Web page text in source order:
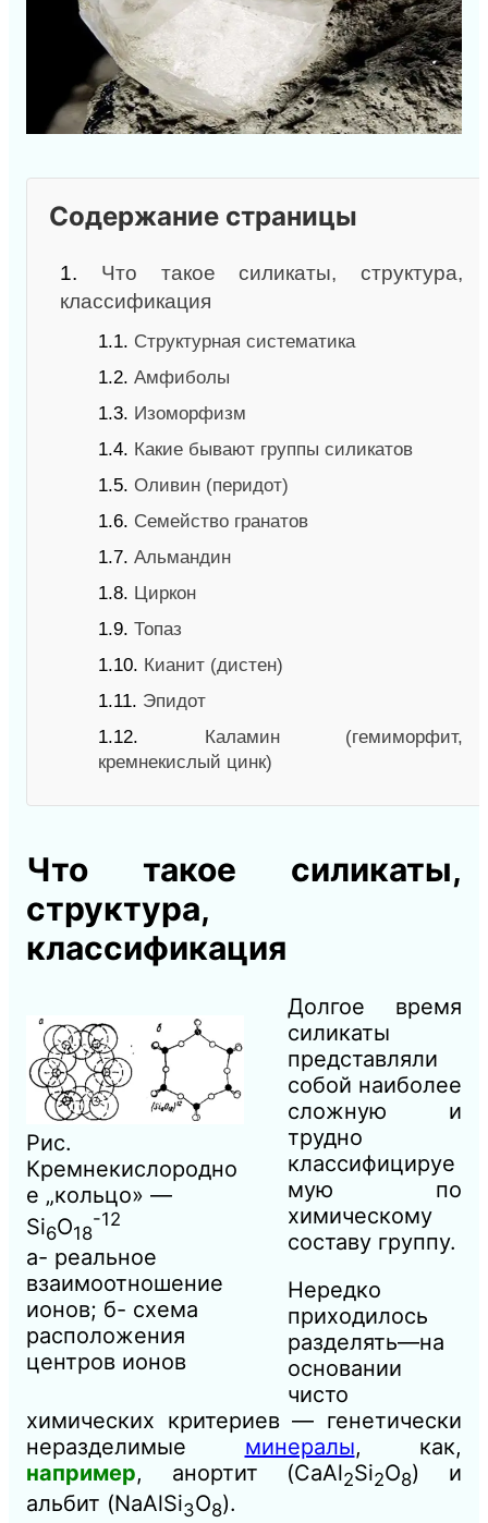
Содержание страницы
1. Что такое силикаты, структура,
классификация
1.1. Структурная систематика
1.2. Амфиболы
1.3. Изоморфизм
1.4. Какие бывают группы силикатов
1.5. Оливин (перидот)
1.6. Семейство гранатов
1.7. Альмандин
1.8. Циркон
1.9. Топаз
1.10. Кианит (дистен)
1.11. Эпидот
1.12. Каламин (гемиморфит,
кремнекислый цинк)
Что такое силикаты,
структура,
классификация
Рис.
Кремнекислородно
е „кольцо» —
Si6O18
-12
а- реальное
взаимоотношение
ионов; б- схема
расположения
центров ионов
Долгое время
силикаты
представляли
собой наиболее
сложную и
трудно
классифицируе
мую по
химическому
составу группу.
Нередко
приходилось
разделять—на
основании
чисто
химических критериев — генетически
неразделимые минералы, как,
например, анортит (CaAl2Si2O8) и
альбит (NaAlSi3O8).